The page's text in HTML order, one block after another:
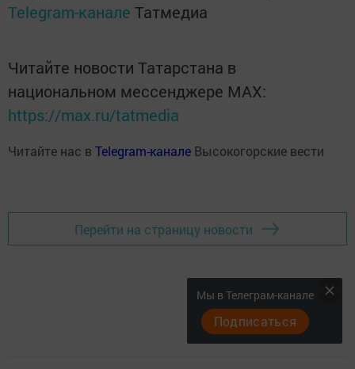
Telegram-канале Татмедиа
Читайте новости Татарстана в
национальном мессенджере MАХ:
https://max.ru/tatmedia
Читайте нас в Telegram-канале Высокогорские вести
Перейти на страницу новости
Мы в Телеграм-канале
Подписаться